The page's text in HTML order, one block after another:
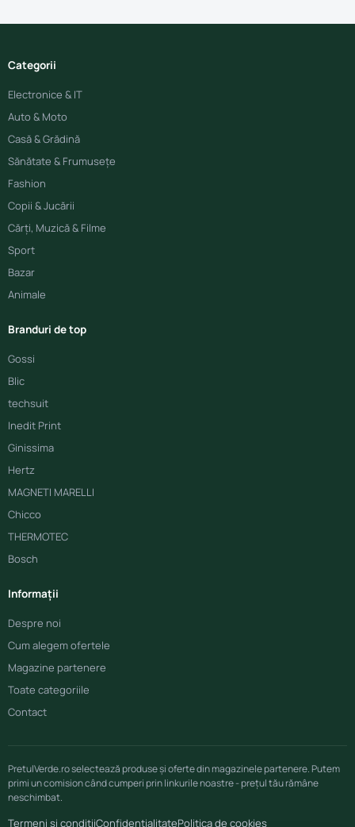
Categorii
Electronice & IT
Auto & Moto
Casă & Grădină
Sănătate & Frumusețe
Fashion
Copii & Jucării
Cărți, Muzică & Filme
Sport
Bazar
Animale
Branduri de top
Gossi
Blic
techsuit
Inedit Print
Ginissima
Hertz
MAGNETI MARELLI
Chicco
THERMOTEC
Bosch
Informații
Despre noi
Cum alegem ofertele
Magazine partenere
Toate categoriile
Contact
PretulVerde.ro selectează produse și oferte din magazinele partenere. Putem
primi un comision când cumperi prin linkurile noastre - prețul tău rămâne
neschimbat.
Termeni și condițiiConfidențialitatePolitica de cookies